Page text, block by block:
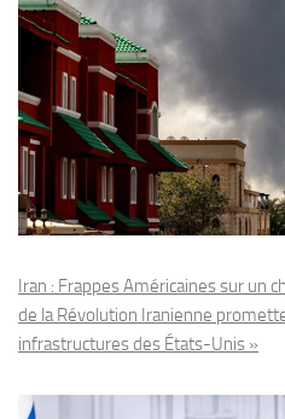
Iran : Frappes Américaines sur un
de la Révolution Iranienne
infrastructures des États-Unis »